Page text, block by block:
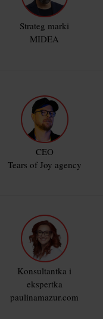
Strateg marki
MIDEA
CEO
Tears of Joy agency
Konsultantka i
ekspertka
paulinamazur.com